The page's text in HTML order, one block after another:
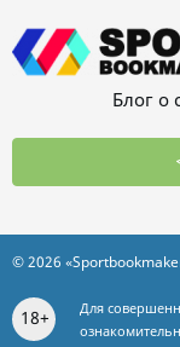
Блог о
© 2026
18+
Для